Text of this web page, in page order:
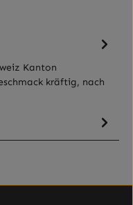
Kanton
kräftig, nach